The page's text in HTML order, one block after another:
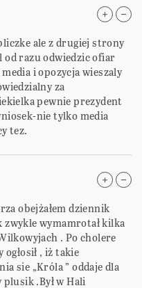
ale z drugiej strony
od razu odwiedzic ofiar
i opozycja wieszaly
za
pewnie prezydent
nie tylko media
tez.
obejżałem dziennik
zwykle wymamrotał kilka
. Po cholere
, iż takie
sie „Króla ” oddaje dla
.Był w Hali